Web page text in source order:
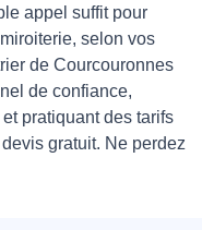
appel suffit pour
selon vos
de Courcouronnes
de confiance,
pratiquant des tarifs
gratuit. Ne perdez